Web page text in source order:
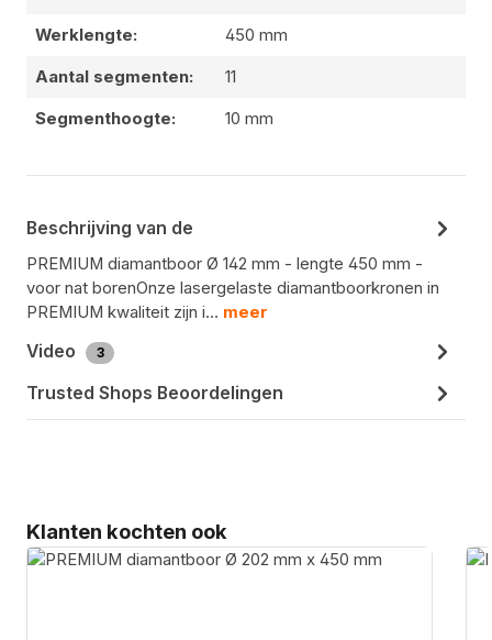
Werklengte: 450 mm
Aantal segmenten: 11
Segmenthoogte: 10 mm
Beschrijving van de
PREMIUM diamantboor Ø 142 mm - lengte 450 mm -
voor nat borenOnze lasergelaste diamantboorkronen in
PREMIUM kwaliteit zijn i… meer
Video 3
Trusted Shops Beoordelingen
Productgalerij overslaan
Klanten kochten ook